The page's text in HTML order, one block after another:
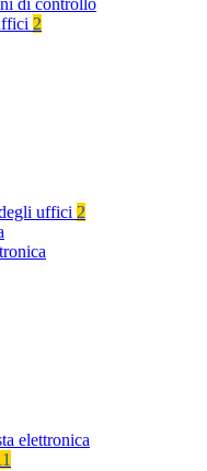
di controllo
2
uffici 2
elettronica